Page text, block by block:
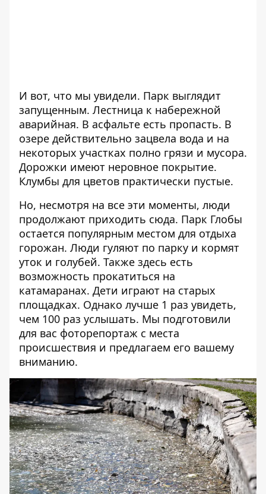
И вот, что мы увидели. Парк выглядит
запущенным. Лестница к набережной
аварийная. В асфальте есть пропасть. В
озере действительно зацвела вода и на
некоторых участках полно грязи и мусора.
Дорожки имеют неровное покрытие.
Клумбы для цветов практически пустые.
Но, несмотря на все эти моменты, люди
продолжают приходить сюда. Парк Глобы
остается популярным местом для отдыха
горожан. Люди гуляют по парку и кормят
уток и голубей. Также здесь есть
возможность прокатиться на
катамаранах. Дети играют на старых
площадках. Однако лучше 1 раз увидеть,
чем 100 раз услышать. Мы подготовили
для вас фоторепортаж с места
происшествия и предлагаем его вашему
вниманию.